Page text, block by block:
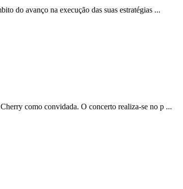
do avanço na execução das suas estratégias ...
como convidada. O concerto realiza-se no p ...